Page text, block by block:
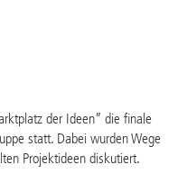
der Ideen” die finale
statt. Dabei wurden Wege
Projektideen diskutiert.